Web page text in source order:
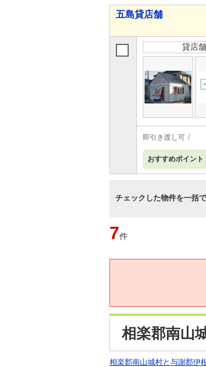
五島貸店舗
貸店舗
即引き渡し可
おすすめポイント
チェックした物件を一括で
7件
相楽郡南山
相楽郡南山城村と与謝郡伊